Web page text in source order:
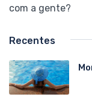
com a gente?
Recentes